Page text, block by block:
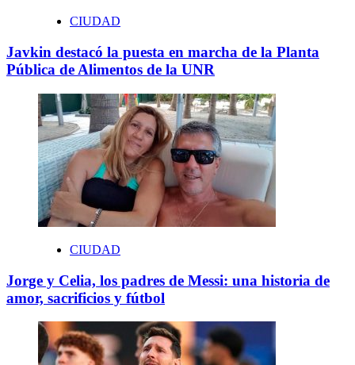
CIUDAD
Javkin destacó la puesta en marcha de la Planta
Pública de Alimentos de la UNR
CIUDAD
Jorge y Celia, los padres de Messi: una historia de
amor, sacrificios y fútbol